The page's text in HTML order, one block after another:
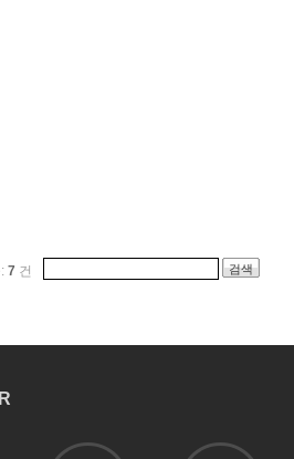
검색
7 건